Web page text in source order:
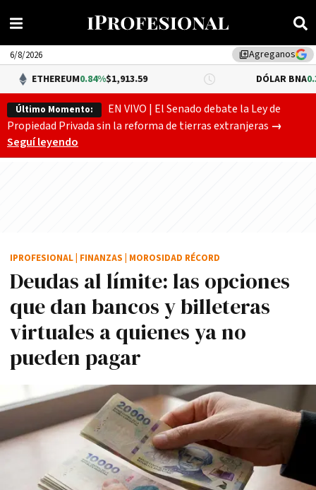
library_addAgreganos
6/8/2026
0.84%$1,913.59 DÓLAR BNA 0.34%
Último Momento:
EN VIVO | El Senado debate la Ley de
Propiedad Privada sin la reforma de tierras extranjeras →
Seguí leyendo
Deudas al límite: las opciones
que dan bancos y billeteras
virtuales a quienes ya no
pueden pagar
IPROFESIONAL FINANZAS MOROSIDAD RÉCORD